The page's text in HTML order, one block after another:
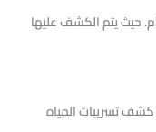
حيث يتم الكشف عليها
تسريبات المياه